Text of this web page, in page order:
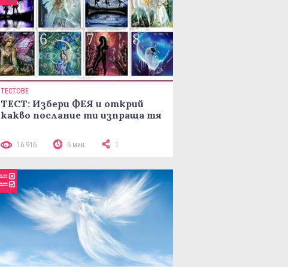
ТЕСТОВЕ
ТЕСТ: Избери ФЕЯ и открий
какво послание ти изпраща тя
16 916 6 мин 1